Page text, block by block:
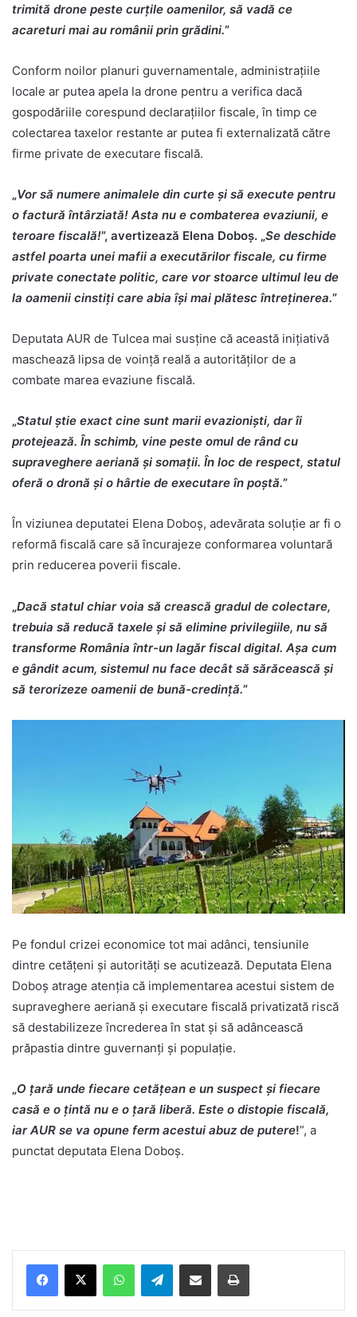
trimită drone peste curțile oamenilor, să vadă ce
acareturi mai au românii prin grădini.”
Conform noilor planuri guvernamentale, administrațiile
locale ar putea apela la drone pentru a verifica dacă
gospodăriile corespund declarațiilor fiscale, în timp ce
colectarea taxelor restante ar putea fi externalizată către
firme private de executare fiscală.
„Vor să numere animalele din curte și să execute pentru
o factură întârziată! Asta nu e combaterea evaziunii, e
teroare fiscală!”, avertizează Elena Doboș. „Se deschide
astfel poarta unei mafii a executărilor fiscale, cu firme
private conectate politic, care vor stoarce ultimul leu de
la oamenii cinstiți care abia își mai plătesc întreținerea.”
Deputata AUR de Tulcea mai susține că această inițiativă
maschează lipsa de voință reală a autorităților de a
combate marea evaziune fiscală.
„Statul știe exact cine sunt marii evazioniști, dar îi
protejează. În schimb, vine peste omul de rând cu
supraveghere aeriană și somații. În loc de respect, statul
oferă o dronă și o hârtie de executare în poștă.”
În viziunea deputatei Elena Doboș, adevărata soluție ar fi o
reformă fiscală care să încurajeze conformarea voluntară
prin reducerea poverii fiscale.
„Dacă statul chiar voia să crească gradul de colectare,
trebuia să reducă taxele și să elimine privilegiile, nu să
transforme România într-un lagăr fiscal digital. Așa cum
e gândit acum, sistemul nu face decât să sărăcească și
să terorizeze oamenii de bună-credință.”
Pe fondul crizei economice tot mai adânci, tensiunile
dintre cetățeni și autorități se acutizează. Deputata Elena
Doboș atrage atenția că implementarea acestui sistem de
supraveghere aeriană și executare fiscală privatizată riscă
să destabilizeze încrederea în stat și să adâncească
prăpastia dintre guvernanți și populație.
„O țară unde fiecare cetățean e un suspect și fiecare
casă e o țintă nu e o țară liberă. Este o distopie fiscală,
iar AUR se va opune ferm acestui abuz de putere!”, a
punctat deputata Elena Doboș.
Telegram